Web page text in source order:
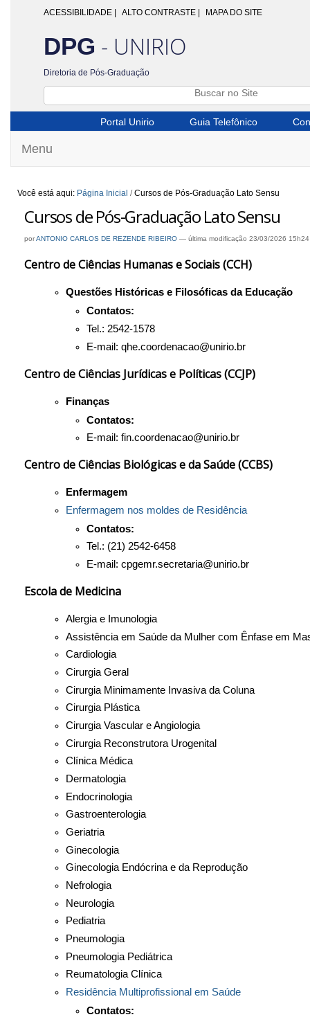
ACESSIBILIDADE ALTO CONTRASTE | MAPA DO SITE
DPG - UNIRIO
Diretoria de Pós-Graduação
Portal Unirio Guia Telefônico
Menu
Você está aqui: Página Inicial /Cursos de Pós-Graduação Lato Sensu
Cursos de Pós-Graduação Lato Sensu
porANTONIO CARLOS DE REZENDE RIBEIRO —última modificação 23/03/2026 15h24
Centro de Ciências Humanas e Sociais (CCH)
Questões Históricas e Filosóficas da Educação
Contatos:
Tel.: 2542-1578
E-mail: qhe.coordenacao@unirio.br
Centro de Ciências Jurídicas e Políticas (CCJP)
Finanças
Contatos:
E-mail: fin.coordenacao@unirio.br
Centro de Ciências Biológicas e da Saúde (CCBS)
Enfermagem
Enfermagem nos moldes de Residência
Contatos:
Tel.: (21) 2542-6458
E-mail: cpgemr.secretaria@unirio.br
Escola de Medicina
Alergia e Imunologia
Assistência em Saúde da Mulher com Ênfase em
Cardiologia
Cirurgia Geral
Cirurgia Minimamente Invasiva da Coluna
Cirurgia Plástica
Cirurgia Vascular e Angiologia
Cirurgia Reconstrutora Urogenital
Clínica Médica
Dermatologia
Endocrinologia
Gastroenterologia
Geriatria
Ginecologia
Ginecologia Endócrina e da Reprodução
Nefrologia
Neurologia
Pediatria
Pneumologia
Pneumologia Pediátrica
Reumatologia Clínica
Residência Multiprofissional em Saúde
Contatos: